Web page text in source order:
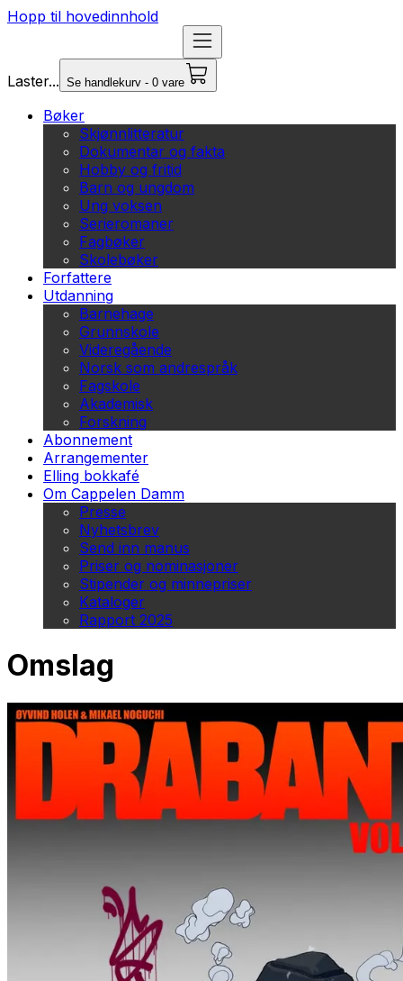
Hopp til hovedinnhold
Laster... Se handlekurv - 0 vare
Bøker
Skjønnlitteratur
Dokumentar og fakta
Hobby og fritid
Barn og ungdom
Ung voksen
Serieromaner
Fagbøker
Skolebøker
Forfattere
Utdanning
Barnehage
Grunnskole
Videregående
Norsk som andrespråk
Fagskole
Akademisk
Forskning
Abonnement
Arrangementer
Elling bokkafé
Om Cappelen Damm
Presse
Nyhetsbrev
Send inn manus
Priser og nominasjoner
Stipender og minnepriser
Kataloger
Rapport 2025
Omslag